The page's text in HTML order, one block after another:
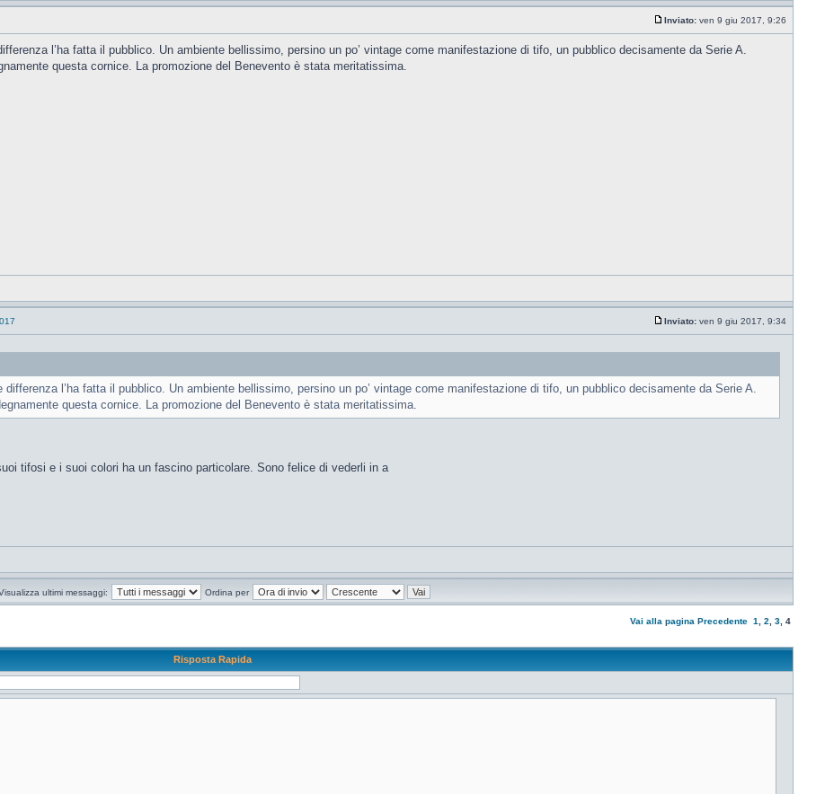
Inviato: ven 9 giu 2017, 9:26
l’ha fatta il pubblico. Un ambiente bellissimo, persino un po’ vintage come manifestazione di tifo, un pubblico decisamente da Serie A.
questa cornice. La promozione del Benevento è stata meritatissima.
Inviato: ven 9 giu 2017, 9:34
differenza l’ha fatta il pubblico. Un ambiente bellissimo, persino un po’ vintage come manifestazione di tifo, un pubblico decisamente da Serie A.
questa cornice. La promozione del Benevento è stata meritatissima.
tifosi e i suoi colori ha un fascino particolare. Sono felice di vederli in a
ultimi messaggi: Ordina per
Vai alla pagina Precedente 1 2 3 4
Risposta Rapida